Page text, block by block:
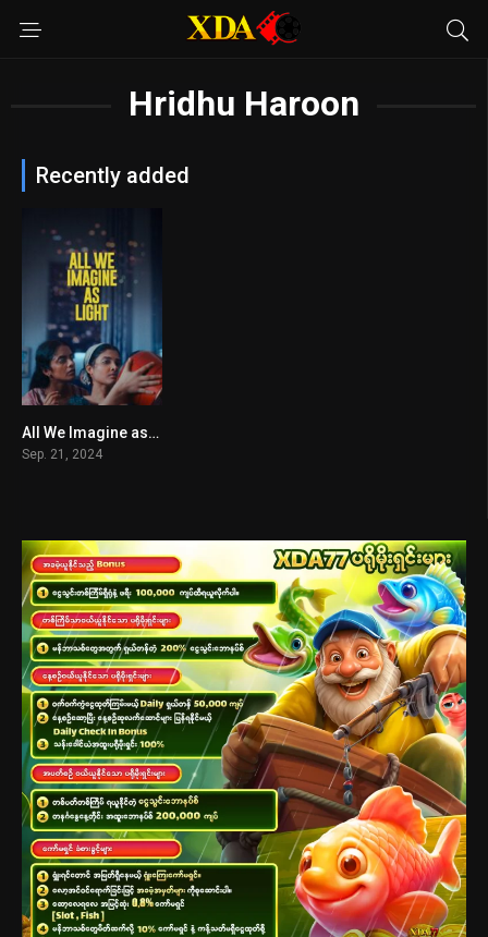
Hridhu Haroon
Recently added
7.3All We Imagine as Light
Sep. 21, 2024